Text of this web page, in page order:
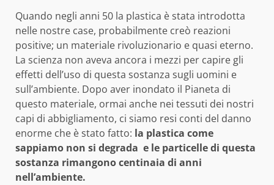
Quando negli anni 50 la plastica è stata introdotta
nelle nostre case, probabilmente creò reazioni
positive; un materiale rivoluzionario e quasi eterno.
La scienza non aveva ancora i mezzi per capire gli
effetti dell’uso di questa sostanza sugli uomini e
sull’ambiente. Dopo aver inondato il Pianeta di
questo materiale, ormai anche nei tessuti dei nostri
capi di abbigliamento, ci siamo resi conti del danno
enorme che è stato fatto: la plastica come
sappiamo non si degrada e le particelle di questa
sostanza rimangono centinaia di anni
nell’ambiente.